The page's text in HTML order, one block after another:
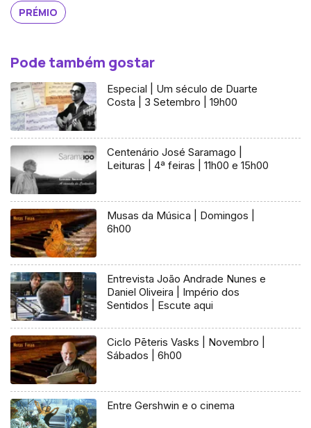
PRÉMIO
Pode também gostar
Especial | Um século de Duarte
Costa | 3 Setembro | 19h00
Centenário José Saramago |
Leituras | 4ª feiras | 11h00 e 15h00
Musas da Música | Domingos |
6h00
Entrevista João Andrade Nunes e
Daniel Oliveira | Império dos
Sentidos | Escute aqui
Ciclo Pēteris Vasks | Novembro |
Sábados | 6h00
Entre Gershwin e o cinema